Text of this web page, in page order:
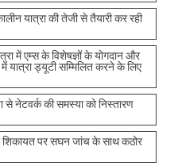
यात्रा की तेजी से तैयारी कर रही
में एम्स के विशेषज्ञों के योगदान और
यात्रा ड्यूटी सम्मिलित करने के लिए
से नेटवर्क की समस्या को निस्तारण
शिकायत पर सघन जांच के साथ कठोर